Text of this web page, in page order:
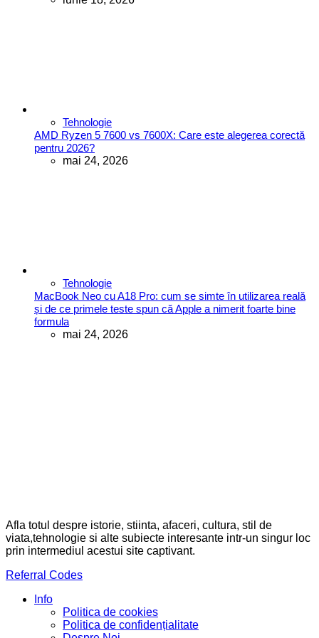
Tehnologie
AMD Ryzen 5 7600 vs 7600X: Care este alegerea corectă
pentru 2026?
mai 24, 2026
Tehnologie
MacBook Neo cu A18 Pro: cum se simte în utilizarea reală
și de ce primele teste spun că Apple a nimerit foarte bine
formula
mai 24, 2026
Afla totul despre istorie, stiinta, afaceri, cultura, stil de
viata,tehnologie si alte subiecte interesante intr-un singur loc
prin intermediul acestui site captivant.
Referral Codes
Info
Politica de cookies
Politica de confidențialitate